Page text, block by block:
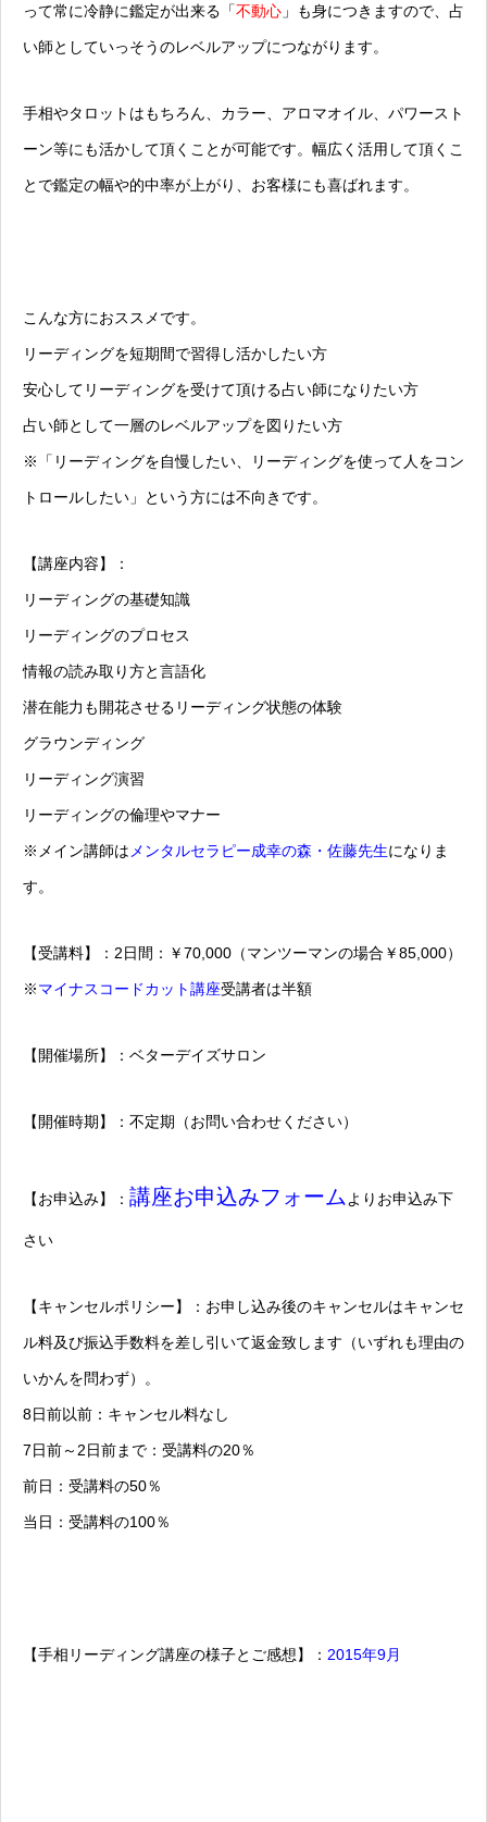
って常に冷静に鑑定が出来る「不動心 」も身につきますので、占
い師としていっそうのレベルアップにつながります。
手相やタロットはもちろん、カラー、アロマオイル、パワースト
ーン等にも活かして頂くことが可能です。幅広く活用して頂くこ
とで鑑定の幅や的中率が上がり、お客様にも喜ばれます。
こんな方におススメです。
リーディングを短期間で習得し活かしたい方
安心してリーディングを受けて頂ける占い師になりたい方
占い師として一層のレベルアップを図りたい方
※「リーディングを自慢したい、リーディングを使って人をコン
トロールしたい」という方には不向きです。
【講座内容】：
リーディングの基礎知識
リーディングのプロセス
情報の読み取り方と言語化
潜在能力も開花させるリーディング状態の体験
グラウンディング
リーディング演習
リーディングの倫理やマナー
※メイン講師は メンタルセラピー成幸の森・佐藤先生になりま
す。
【受講料】：2日間：￥70,000（マンツーマンの場合￥85,000）
※マイナスコードカット講座受講者は半額
【開催場所】：ベターデイズサロン
【開催時期】：不定期（お問い合わせください）
【お申込み】： 講座お申込みフォーム よりお申込み下
さい
【キャンセルポリシー】：お申し込み後のキャンセルはキャンセ
ル料及び振込手数料を差し引いて返金致します（いずれも理由の
いかんを問わず）。
8日前以前：キャンセル料なし
7日前～2日前まで：受講料の20％
前日：受講料の50％
当日：受講料の100％
【手相リーディング講座の様子とご感想】： 2015年9月